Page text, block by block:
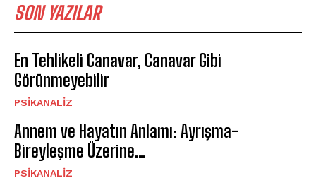
SON YAZILAR
En Tehlikeli Canavar, Canavar Gibi
Görünmeyebilir
PSIKANALIZ
Annem ve Hayatın Anlamı: Ayrışma-
Bireyleşme Üzerine…
PSIKANALIZ